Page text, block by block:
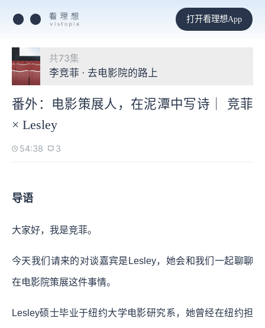
打开看理想App
共73集
李竞菲 · 去电影院的路上
番外：电影策展人，在泥潭中写诗｜ 竞菲
× Lesley
54:38 3
导语
大家好，我是竞菲。
今天我们请来的对谈嘉宾是Lesley，她会和我们一起聊聊
在电影院策展这件事情。
Lesley硕士毕业于纽约大学电影研究系，她曾经在纽约担